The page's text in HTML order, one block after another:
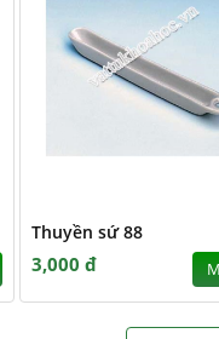
Thuyền sứ 88
3,000 đ